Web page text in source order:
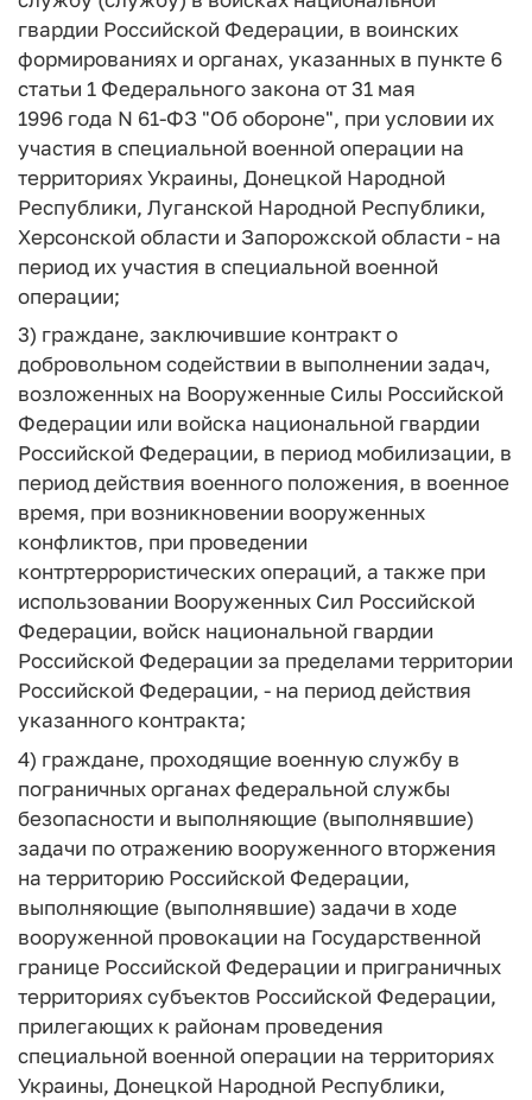
гвардии Российской Федерации, в воинских
формированиях и органах, указанных в пункте 6
статьи 1 Федерального закона от 31 мая
1996 года N 61-ФЗ "Об обороне", при условии их
участия в специальной военной операции на
территориях Украины, Донецкой Народной
Республики, Луганской Народной Республики,
Херсонской области и Запорожской области - на
период их участия в специальной военной
операции;
3) граждане, заключившие контракт о
добровольном содействии в выполнении задач,
возложенных на Вооруженные Силы Российской
Федерации или войска национальной гвардии
Российской Федерации, в период мобилизации, в
период действия военного положения, в военное
время, при возникновении вооруженных
конфликтов, при проведении
контртеррористических операций, а также при
использовании Вооруженных Сил Российской
Федерации, войск национальной гвардии
Российской Федерации за пределами территории
Российской Федерации, - на период действия
указанного контракта;
4) граждане, проходящие военную службу в
пограничных органах федеральной службы
безопасности и выполняющие (выполнявшие)
задачи по отражению вооруженного вторжения
на территорию Российской Федерации,
выполняющие (выполнявшие) задачи в ходе
вооруженной провокации на Государственной
границе Российской Федерации и приграничных
территориях субъектов Российской Федерации,
прилегающих к районам проведения
специальной военной операции на территориях
Украины, Донецкой Народной Республики,